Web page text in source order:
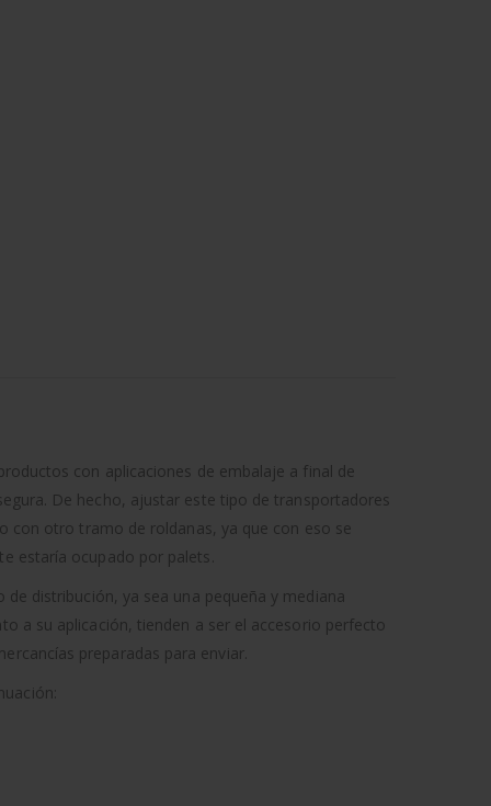
con aplicaciones de embalaje a final de
De hecho, ajustar este tipo de transportadores
con otro tramo de roldanas, ya que con eso se
estaría ocupado por palets.
distribución, ya sea una pequeña y mediana
a su aplicación, tienden a ser el accesorio perfecto
preparadas para enviar.